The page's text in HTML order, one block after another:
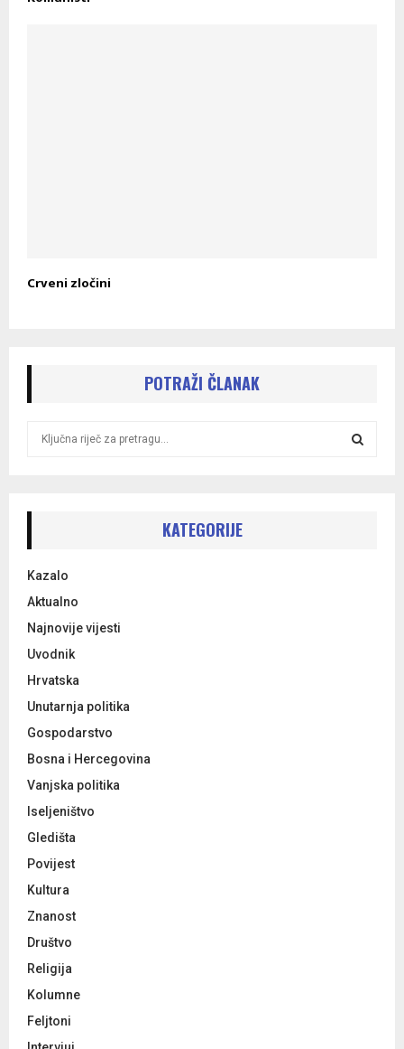
Crveni zločini
POTRAŽI ČLANAK
r
:
KATEGORIJE
Kazalo
Aktualno
Najnovije vijesti
Uvodnik
Hrvatska
Unutarnja politika
Gospodarstvo
Bosna i Hercegovina
Vanjska politika
Iseljeništvo
Gledišta
Povijest
Kultura
Znanost
Društvo
Religija
Kolumne
Feljtoni